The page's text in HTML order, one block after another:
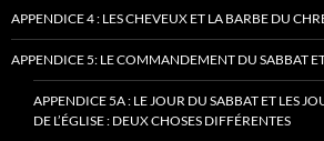
APPENDICE 4 : LES CHEVEUX ET LA BARBE DU
APPENDICE 5: LE COMMANDEMENT DU SABBAT
APPENDICE 5A : LE JOUR DU SABBAT ET LES
DE L’ÉGLISE : DEUX CHOSES DIFFÉRENTES